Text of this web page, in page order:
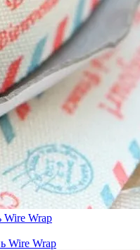
Wire Wrap
Wire Wrap